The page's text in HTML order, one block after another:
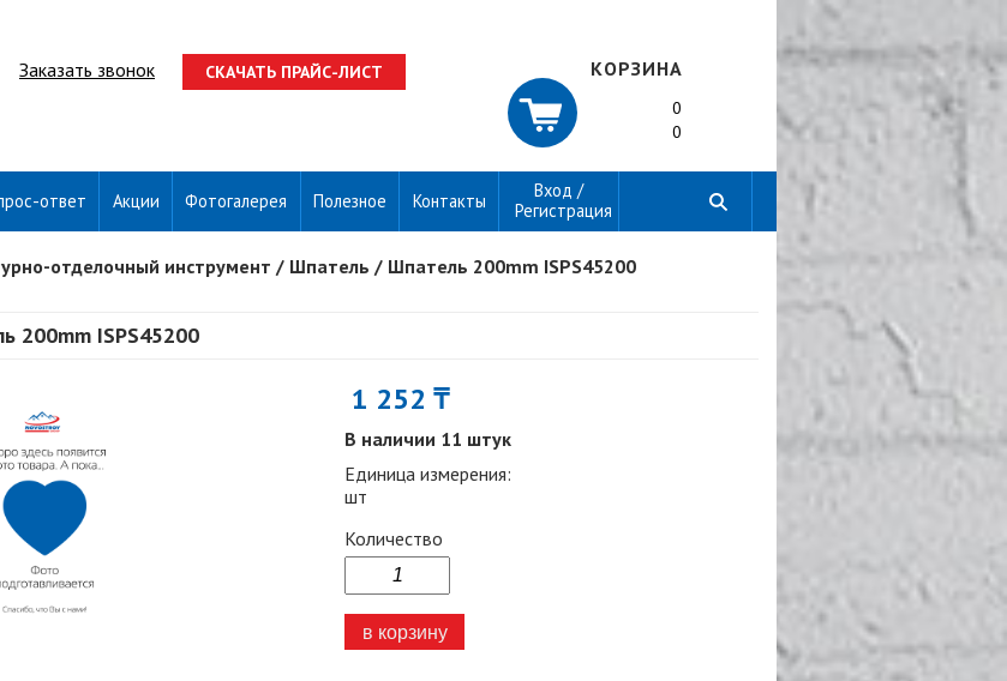
Заказать звонок СКАЧАТЬ ПРАЙС-ЛИСТ КОРЗИНА
0
0
ответ Акции Фотогалерея Полезное Контакты
Вход /
Регистрация
отделочный инструмент / Шпатель / Шпатель 200mm ISPS45200
200mm ISPS45200
1 252 ₸
В наличии 11 штук
Единица измерения:
шт
Количество